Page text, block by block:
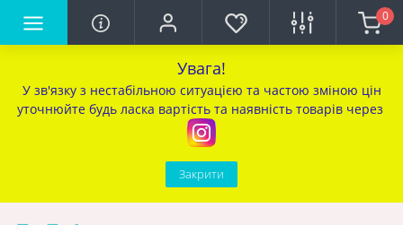
Увага!
У зв'язку з нестабільною ситуацією та частою зміною цін
уточнюйте будь ласка вартість та наявність товарів через
Закрити
0